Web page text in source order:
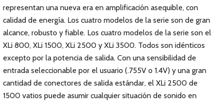
representan una nueva era en amplificación asequible, con
calidad de energía. Los cuatro modelos de la serie son de gran
alcance, robusto y fiable. Los cuatro modelos de la serie son el
XLi 800, XLi 1500, XLi 2500 y XLi 3500. Todos son idénticos
excepto por la potencia de salida. Con una sensibilidad de
entrada seleccionable por el usuario (.755V o 1.4V) y una gran
cantidad de conectores de salida estándar, el XLi 2500 de
1500 vatios puede asumir cualquier situación de sonido en